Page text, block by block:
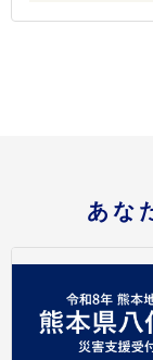
会社Stand Field
あな